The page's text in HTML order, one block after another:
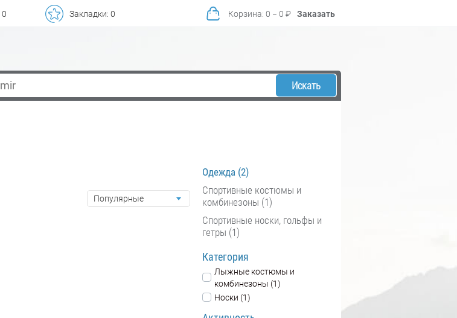
0 Закладки: 0 Корзина: 0 − 0 ₽ Заказать
Искать
Популярные
Одежда (2)
Спортивные костюмы и
комбинезоны (1)
Спортивные носки, гольфы и
гетры (1)
Категория
Лыжные костюмы и
комбинезоны (1)
Носки (1)